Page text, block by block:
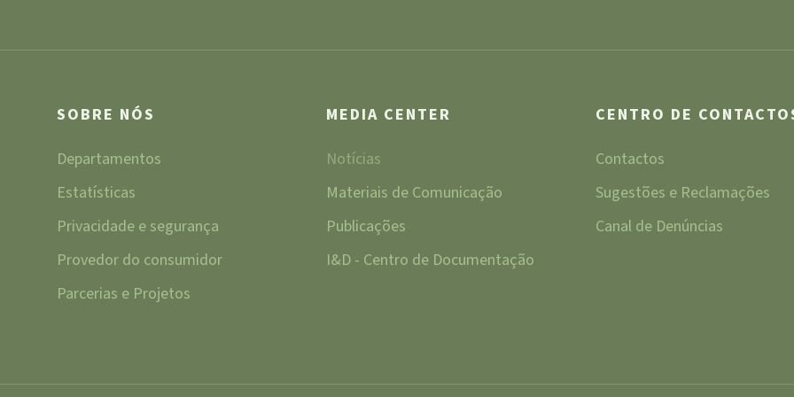
SOBRE NÓS
Departamentos
Estatísticas
Privacidade e segurança
Provedor do consumidor
Parcerias e Projetos
MEDIA CENTER
Notícias
Materiais de Comunicação
Publicações
I&D - Centro de Documentação
CENTRO DE
Contactos
Sugestões e Reclamações
Canal de Denúncias